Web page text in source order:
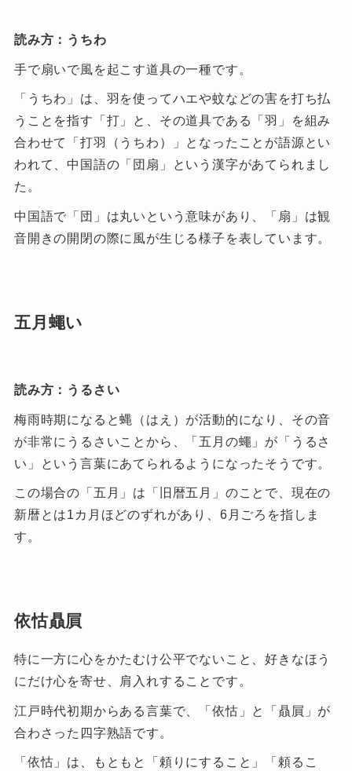
読み方：うちわ
手で扇いで風を起こす道具の一種です。
「うちわ」は、羽を使ってハエや蚊などの害を打ち払
うことを指す「打」と、その道具である「羽」を組み
合わせて「打羽（うちわ）」となったことが語源とい
われて、中国語の「団扇」という漢字があてられまし
た。
中国語で「団」は丸いという意味があり、「扇」は観
音開きの開閉の際に風が生じる様子を表しています。
五月蠅い
読み方：うるさい
梅雨時期になると蝿（はえ）が活動的になり、その音
が非常にうるさいことから、「五月の蠅」が「うるさ
い」という言葉にあてられるようになったそうです。
この場合の「五月」は「旧暦五月」のことで、現在の
新暦とは1カ月ほどのずれがあり、6月ごろを指しま
す。
依怙贔屓
特に一方に心をかたむけ公平でないこと、好きなほう
にだけ心を寄せ、肩入れすることです。
江戸時代初期からある言葉で、「依怙」と「贔屓」が
合わさった四字熟語です。
「依怙」は、もともと「頼りにすること」「頼るこ